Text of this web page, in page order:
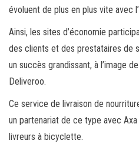
évoluent de plus en plus vite avec
Ainsi, les sites d’économie
des clients et des prestataires de
un succès grandissant, à l’image
Deliveroo.
Ce service de livraison de
un partenariat de ce type avec
livreurs à bicyclette.